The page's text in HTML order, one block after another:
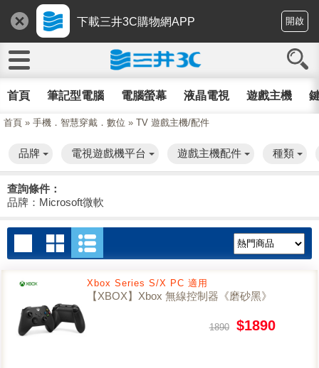
下載三井3C購物網APP 開啟
首頁 筆記型電腦 電腦螢幕 液晶電視 遊戲主機
首頁 » 手機．智慧穿戴．數位 » TV 遊戲主機/配件
品牌 電視遊戲機平台 遊戲主機配件 種類
查詢條件：
品牌：Microsoft微軟
Xbox Series S/X PC 適用
【XBOX】Xbox 無線控制器《磨砂黑》
1890 $1890